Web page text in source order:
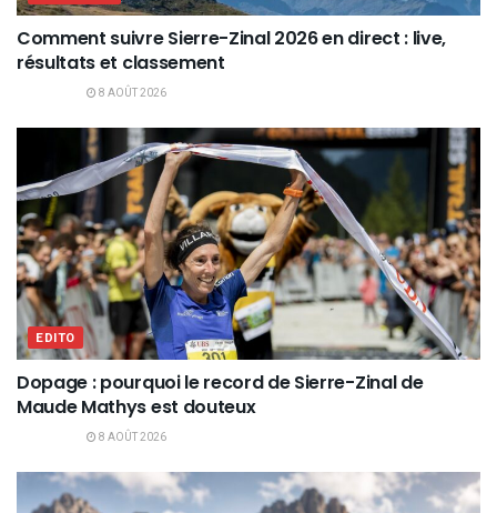
Comment suivre Sierre-Zinal 2026 en direct : live,
résultats et classement
8 AOÛT 2026
EDITO
Dopage : pourquoi le record de Sierre-Zinal de
Maude Mathys est douteux
8 AOÛT 2026